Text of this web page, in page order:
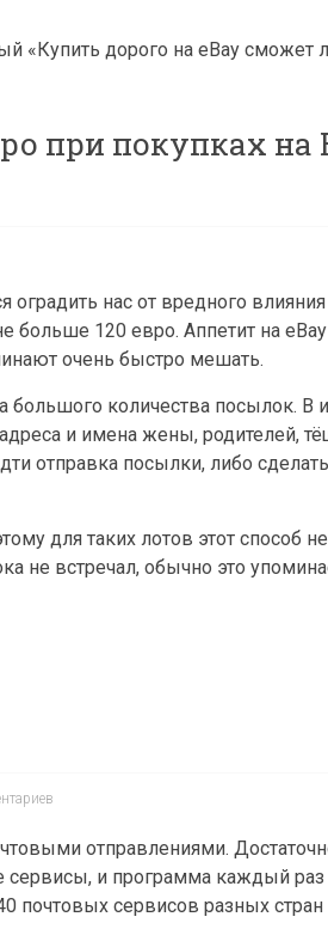
«Купить дорого на eBay сможет
при покупках на
нас от вредного
больше 120 евро. Аппетит на
очень быстро мешать.
большого количества посылок.
и имена жены, родителей,
отправка посылки, либо
для таких лотов этот способ
не встречал, обычно это
отправлениями.
и программа каждый раз
сервисов разных стран